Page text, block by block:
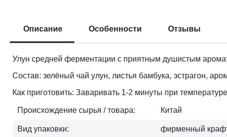
Описание Особенности Отзывы
Улун средней ферментации с приятным душистым
Состав: зелёный чай улун, листья бамбука, эстрагон,
Как приготовить: Заваривать 1-2 минуты при
Происхождение сырья / товара: Китай
Вид упаковки: фирменный